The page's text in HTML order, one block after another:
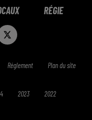
RÉGIE
Réglement Plan du site
2023 2022